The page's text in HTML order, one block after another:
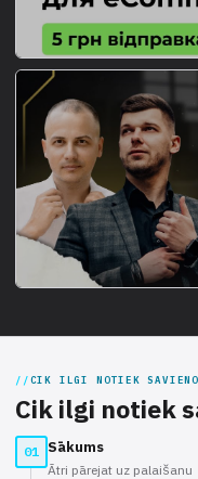
CIK ILGI NOTIEK
Cik ilgi notiek
01 Sākums
Ātri pārejat uz palaišanu